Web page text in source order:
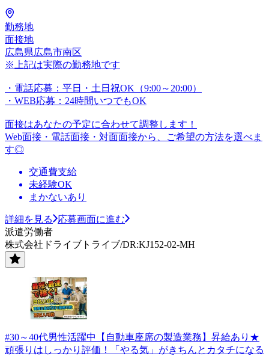
勤務地
面接地
広島県広島市南区
※上記は実際の勤務地です
・電話応募：平日・土日祝OK（9:00～20:00）
・WEB応募：24時間いつでもOK
面接はあなたの予定に合わせて調整します！
Web面接・電話面接・対面面接から、ご希望の方法を選べま
す◎
交通費支給
未経験OK
まかないあり
詳細を見る
応募画面に進む
派遣労働者
株式会社ドライブトライブ/DR:KJ152-02-MH
#30～40代男性活躍中【自動車座席の製造業務】昇給あり★
頑張りはしっかり評価！「やる気」がきちんとカタチになる